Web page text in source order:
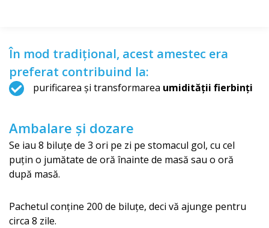
În mod tradițional, acest amestec era
preferat contribuind la:
purificarea și transformarea umidității fierbinți
Ambalare și dozare
Se iau 8 biluțe de 3 ori pe zi pe stomacul gol, cu cel
puțin o jumătate de oră înainte de masă sau o oră
după masă.
Pachetul conține 200 de biluțe, deci vă ajunge pentru
circa 8 zile.